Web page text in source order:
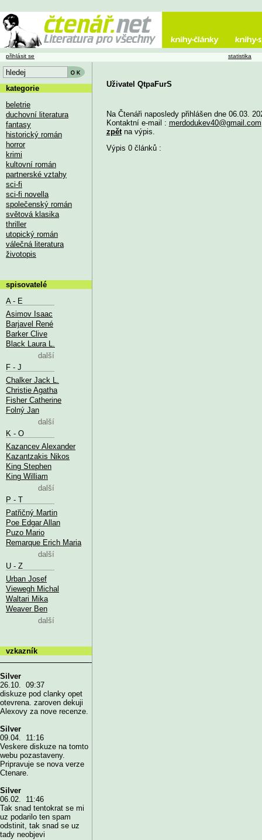
Uživatel QtpaFurS
Na Čtenáři naposledy přihlášen dne 06.03.
Kontaktní e-mail : merdodukev40@gmail.com
zpětna výpis.
Výpis 0 článků :
přihlásit se statistika
kategorie
beletrie
duchovní literatura
fantasy
historický román
horror
krimi
kultovní román
partnerské vztahy
sci-fi
sci-fi novella
společenský román
světová klasika
thriller
utopický román
válečná literatura
životopis
spisovatelé
A - E
Asimov Isaac
Barjavel René
Barker Clive
Black Laura L.
další
F - J
Chalker Jack L.
Christie Agatha
Fisher Catherine
Folný Jan
další
K - O
Kazancev Alexander
Kazantzakis Nikos
King Stephen
King William
další
P - T
Patřičný Martin
Poe Edgar Allan
Puzo Mario
Remarque Erich Maria
další
U - Z
Urban Josef
Viewegh Michal
Waltari Mika
Weaver Ben
další
vzkazník
Silver
26.10. 09:37
diskuze pod clanky opet
otevrena. zaroven dekuji
Alexovy za nove recenze.
Silver
09.04. 11:16
Veskere diskuze na tomto
webu pozastaveny.
Pripravuje se nova verze
Ctenare.
Silver
06.02. 11:46
Tak snad tentokrat se mi
uz podarilo ten spam
odstinit, tak snad se uz
tady neobjevi